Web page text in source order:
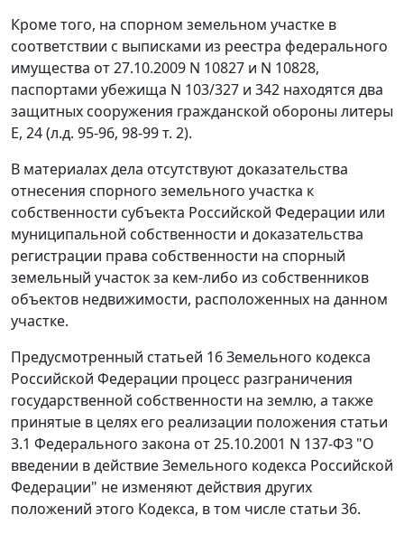
Кроме того, на спорном земельном участке в
соответствии с выписками из реестра федерального
имущества от 27.10.2009 N 10827 и N 10828,
паспортами убежища N 103/327 и 342 находятся два
защитных сооружения гражданской обороны литеры
Е, 24 (л.д. 95-96, 98-99 т. 2).
В материалах дела отсутствуют доказательства
отнесения спорного земельного участка к
собственности субъекта Российской Федерации или
муниципальной собственности и доказательства
регистрации права собственности на спорный
земельный участок за кем-либо из собственников
объектов недвижимости, расположенных на данном
участке.
Предусмотренный статьей 16Земельного кодекса
Российской Федерации процесс разграничения
государственной собственности на землю, а также
принятые в целях его реализации положения статьи
3.1 Федерального закона от 25.10.2001 N 137-ФЗ "О
введении в действие Земельного кодекса Российской
Федерации" не изменяют действия других
положений этого Кодекса, в том числе статьи 36.